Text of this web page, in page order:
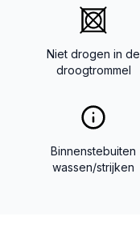
Niet drogen in de
droogtrommel
Binnenstebuiten
wassen/strijken